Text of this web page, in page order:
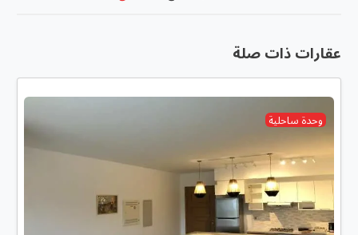
عقارات ذات صلة
وحدة ساحلية